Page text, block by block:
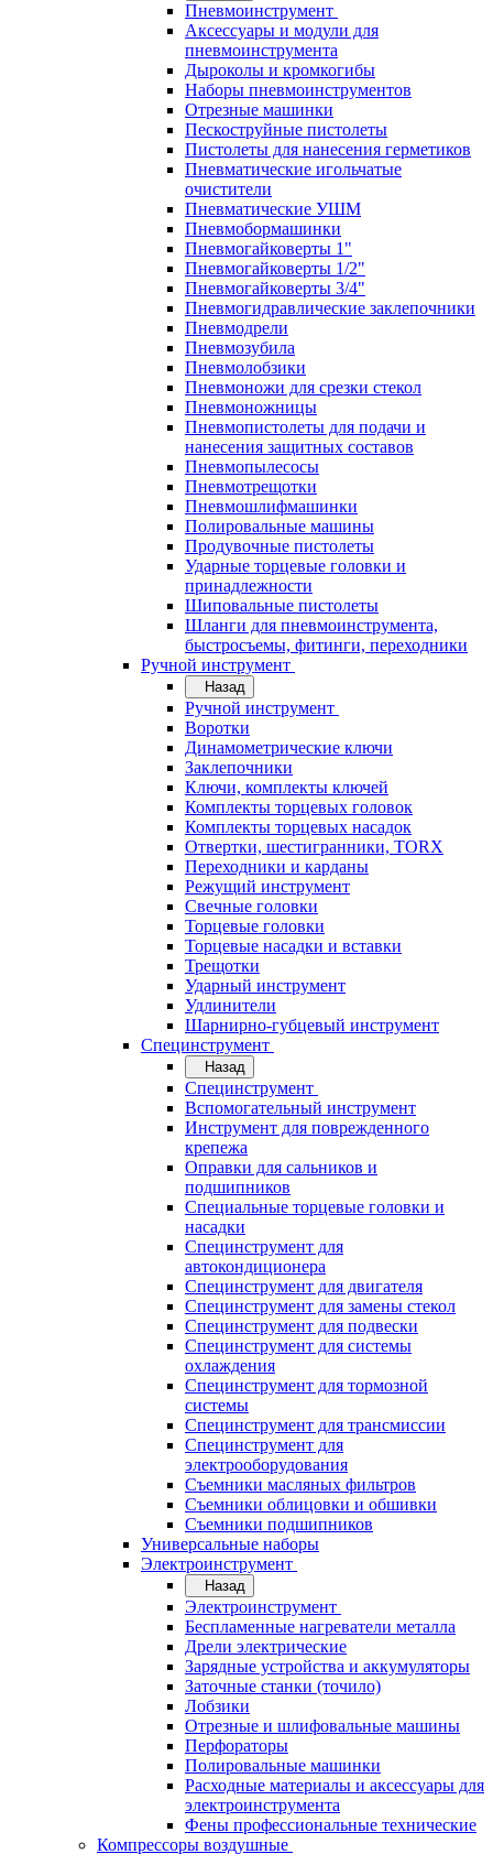
Пневмоинструмент
Аксессуары и модули для
пневмоинструмента
Дыроколы и кромкогибы
Наборы пневмоинструментов
Отрезные машинки
Пескоструйные пистолеты
Пистолеты для нанесения герметиков
Пневматические игольчатые
очистители
Пневматические УШМ
Пневмобормашинки
Пневмогайковерты 1"
Пневмогайковерты 1/2"
Пневмогайковерты 3/4"
Пневмогидравлические заклепочники
Пневмодрели
Пневмозубила
Пневмолобзики
Пневмоножи для срезки стекол
Пневмоножницы
Пневмопистолеты для подачи и
нанесения защитных составов
Пневмопылесосы
Пневмотрещотки
Пневмошлифмашинки
Полировальные машины
Продувочные пистолеты
Ударные торцевые головки и
принадлежности
Шиповальные пистолеты
Шланги для пневмоинструмента,
быстросъемы, фитинги, переходники
Ручной инструмент
Назад
Ручной инструмент
Воротки
Динамометрические ключи
Заклепочники
Ключи, комплекты ключей
Комплекты торцевых головок
Комплекты торцевых насадок
Отвертки, шестигранники, TORX
Переходники и карданы
Режущий инструмент
Свечные головки
Торцевые головки
Торцевые насадки и вставки
Трещотки
Ударный инструмент
Удлинители
Шарнирно-губцевый инструмент
Специнструмент
Назад
Специнструмент
Вспомогательный инструмент
Инструмент для поврежденного
крепежа
Оправки для сальников и
подшипников
Специальные торцевые головки и
насадки
Специнструмент для
автокондиционера
Специнструмент для двигателя
Специнструмент для замены стекол
Специнструмент для подвески
Специнструмент для системы
охлаждения
Специнструмент для тормозной
системы
Специнструмент для трансмиссии
Специнструмент для
электрооборудования
Съемники масляных фильтров
Съемники облицовки и обшивки
Съемники подшипников
Универсальные наборы
Электроинструмент
Назад
Электроинструмент
Беспламенные нагреватели металла
Дрели электрические
Зарядные устройства и аккумуляторы
Заточные станки (точило)
Лобзики
Отрезные и шлифовальные машины
Перфораторы
Полировальные машинки
Расходные материалы и аксессуары для
электроинструмента
Фены профессиональные технические
Компрессоры воздушные